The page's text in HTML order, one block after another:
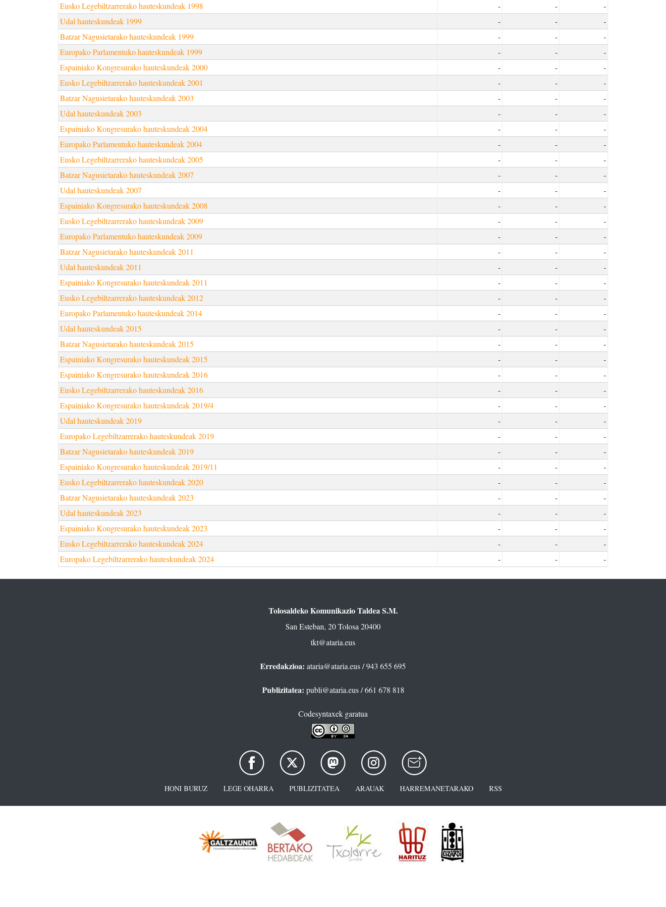
Eusko Legebiltzarrerako hauteskundeak 1998
- -
-
Udal hauteskundeak 1999
- -
-
Batzar Nagusietarako hauteskundeak 1999
- -
-
Europako Parlamentuko hauteskundeak 1999
- -
-
Espainiako Kongresurako hauteskundeak 2000
- -
-
Eusko Legebiltzarrerako hauteskundeak 2001
- -
-
Batzar Nagusietarako hauteskundeak 2003
- -
-
Udal hauteskundeak 2003
- -
-
Espainiako Kongresurako hauteskundeak 2004
- -
-
Europako Parlamentuko hauteskundeak 2004
- -
-
Eusko Legebiltzarrerako hauteskundeak 2005
- -
-
Batzar Nagusietarako hauteskundeak 2007
- -
-
Udal hauteskundeak 2007
- -
-
Espainiako Kongresurako hauteskundeak 2008
- -
-
Eusko Legebiltzarrerako hauteskundeak 2009
- -
-
Europako Parlamentuko hauteskundeak 2009
- -
-
Batzar Nagusietarako hauteskundeak 2011
- -
-
Udal hauteskundeak 2011
- -
-
Espainiako Kongresurako hauteskundeak 2011
- -
-
Eusko Legebiltzarrerako hauteskundeak 2012
- -
-
Europako Parlamentuko hauteskundeak 2014
- -
-
Udal hauteskundeak 2015
- -
-
Batzar Nagusietarako hauteskundeak 2015
- -
-
Espainiako Kongresurako hauteskundeak 2015
- -
-
Espainiako Kongresurako hauteskundeak 2016
- -
-
Eusko Legebiltzarrerako hauteskundeak 2016
- -
-
Espainiako Kongresurako hauteskundeak 2019/4
- -
-
Udal hauteskundeak 2019
- -
-
Europako Legebiltzarrerako hauteskundeak 2019
- -
-
Batzar Nagusietarako hauteskundeak 2019
- -
-
Espainiako Kongresurako hauteskundeak 2019/11
- -
-
Eusko Legebiltzarrerako hauteskundeak 2020
- -
-
Batzar Nagusietarako hauteskundeak 2023
- -
-
Udal hauteskundeak 2023
- -
-
Espainiako Kongresurako hauteskundeak 2023
- -
-
Eusko Legebiltzarrerako hauteskundeak 2024
- -
-
Europako Legebiltzarrerako hauteskundeak 2024
- - -
Tolosaldeko Komunikazio Taldea S.M.
San Esteban, 20 Tolosa 20400
tkt@ataria.eus
Erredakzioa: ataria@ataria.eus/ 943 655 695
Publizitatea: publi@ataria.eus/ 661 678 818
Codesyntaxek garatua
HONI BURUZ LEGE OHARRA PUBLIZITATEA ARAUAK HARREMANETARAKO RSS